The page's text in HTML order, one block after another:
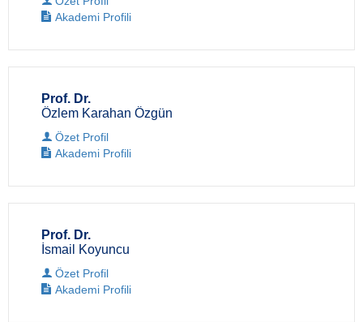
Akademi Profili
Prof. Dr.
Özlem Karahan Özgün
Özet Profil
Akademi Profili
Prof. Dr.
İsmail Koyuncu
Özet Profil
Akademi Profili